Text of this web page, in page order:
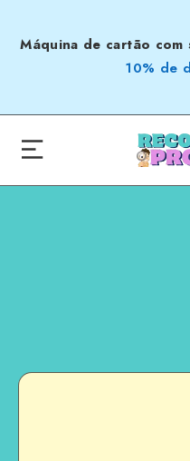
Máquina de cartão
10% de